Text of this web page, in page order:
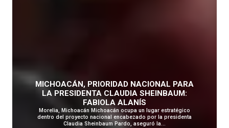
MICHOACÁN, PRIORIDAD NACIONAL PARA
LA PRESIDENTA CLAUDIA SHEINBAUM:
FABIOLA ALANÍS
Morelia, Michoacán Michoacán ocupa un lugar estratégico
dentro del proyecto nacional encabezado por la presidenta
Claudia Sheinbaum Pardo, aseguró la...